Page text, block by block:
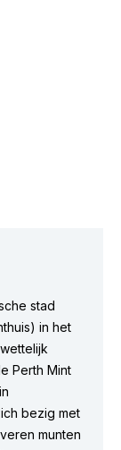
stad
in het
Perth Mint
bezig met
munten